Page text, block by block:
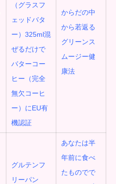
（グラスフ
ェッドバタ
ー）325ml混
ぜるだけで
バターコー
ヒー（完全
無欠コーヒ
ー）にEU有
機認証
からだの中
から若返る
グリーンス
ムージー健
康法
グルテンフ
リーパン
あなたは半
年前に食べ
たものでで